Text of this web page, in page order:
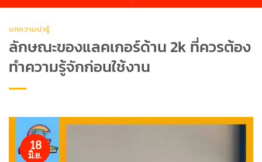
บทความน่ารู้
ลักษณะของแลคเกอร์ด้าน 2k ที่ควรต้อง
ทำความรู้จักก่อนใช้งาน
18
มิ.ย.